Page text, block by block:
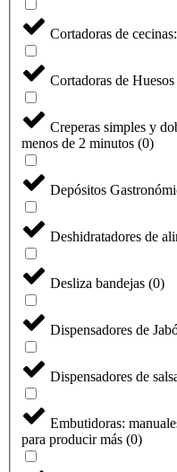
Cortadoras de
Cortadoras de Huesos
Creperas simples y
menos de 2 minutos (0)
Depósitos
Deshidratadores de
Desliza bandejas (0)
Dispensadores de
Dispensadores de
Embutidoras:
para producir más (0)